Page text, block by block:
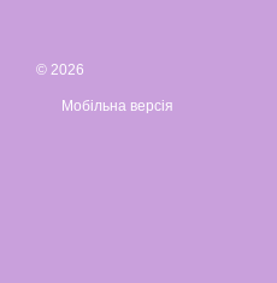
© 2026
Мобільна версія